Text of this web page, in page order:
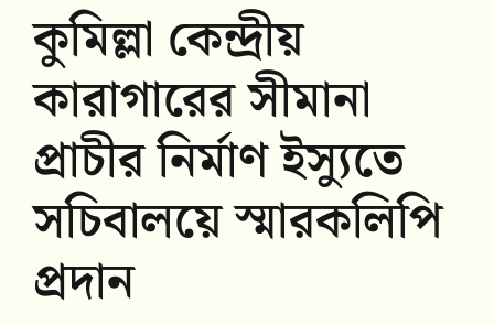
কুমিল্লা কেন্দ্রীয়
কারাগারের সীমানা
প্রাচীর নির্মাণ ইস্যুতে
সচিবালয়ে স্মারকলিপি
প্রদান